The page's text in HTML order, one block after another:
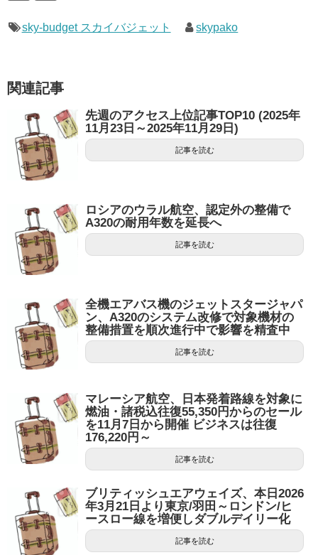
sky-budget スカイバジェット skypako
関連記事
先週のアクセス上位記事TOP10 (2025年
11月23日～2025年11月29日)
記事を読む
ロシアのウラル航空、認定外の整備で
A320の耐用年数を延長へ
記事を読む
全機エアバス機のジェットスタージャパ
ン、A320のシステム改修で対象機材の
整備措置を順次進行中で影響を精査中
記事を読む
マレーシア航空、日本発着路線を対象に
燃油・諸税込往復55,350円からのセール
を11月7日から開催 ビジネスは往復
176,220円～
記事を読む
ブリティッシュエアウェイズ、本日2026
年3月21日より東京/羽田～ロンドン/ヒ
ースロー線を増便しダブルデイリー化
記事を読む